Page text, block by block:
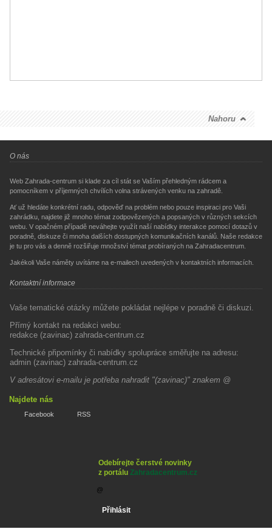
Nahoru
O nás
Web Zahrada-centrum si klade za cíl stát se Vaším přehledným rádcem a
pomocníkem v příjemných chvílích volna strávených venku na zahradě.
Ať už hledáte konkrétní radu, odpověď na problém nebo pouze inspiraci pro Vaši
zahrádku, najdete již mnoho témat zodpovězených a popsaných v různých sekcích
webu. V opačném případě neváhejte využít naší nabídky interakce pomocí dotazů v
poradně, diskuze či mnoha dalších dostupných komunikačních kanálů. Naše redakce
je tu pro vás a denně rozšiřuje množství témat probíraných na Zahradacentrum.
Jakékoli Vaše náměty uvítáme na e-mailech uvedených v kontaktních informacích.
Kontaktní informace
Vaše tematické otázky můžete pokládat nejlépe v poradně či diskuzi.
Přímý kontakt na redakci webu:
redakce (zavinac) zahrada-centrum.cz
Technické připomínky či nabídky spolupráce směřujte na adresu:
admin (zavinac) zahrada-centrum.cz
V adresátovi e-mailu je potřeba nahradit "(zavinac)" znakem @
Najdete nás
Facebook RSS
Odebírejte čerstvé novinky
z portálu Zahradacentrum.cz